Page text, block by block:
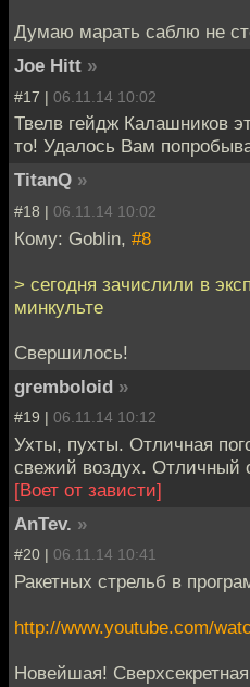
Думаю марать саблю не
Joe Hitt »
#17 | 06.11.14 10:02
Твелв гейдж Калашников
то! Удалось Вам
TitanQ »
#18 | 06.11.14 10:02
Кому: Goblin, #8
> сегодня зачислили в
минкульте
Свершилось!
gremboloid »
#19 | 06.11.14 10:12
Ухты, пухты. Отличная
свежий воздух. Отличный
[Воет от зависти]
AnTev. »
#20 | 06.11.14 10:41
Ракетных стрельб в
http://www.youtube.com/
Новейшая!